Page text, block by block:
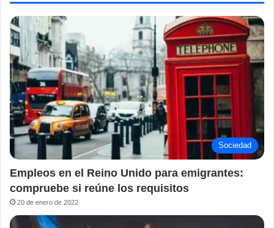
Sociedad
Empleos en el Reino Unido para emigrantes:
compruebe si reúne los requisitos
20 de enero de 2022